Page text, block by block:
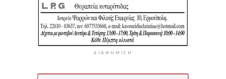
ΔΙΑΦΉΜΙΣΗ